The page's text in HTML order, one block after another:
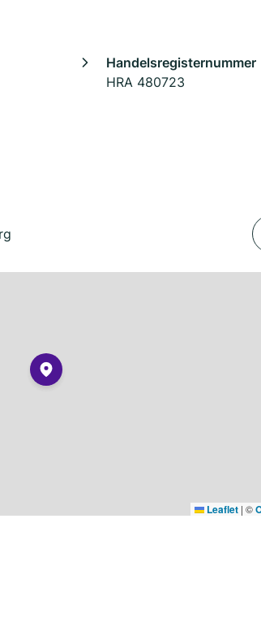
Handelsregisternummer
HRA 480723
Leaflet | ©